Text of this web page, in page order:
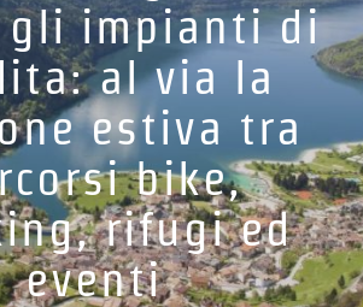
gli impianti di
al via la
estiva tra
bike,
rifugi ed
eventi